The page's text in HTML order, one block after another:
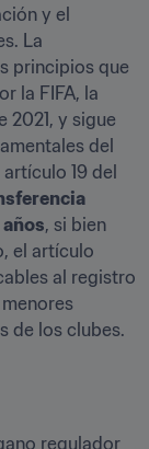
y el
La
principios que
la FIFA, la
2021, y sigue
del
19 del
, si bien
el artículo
al registro
de los clubes.
regulador